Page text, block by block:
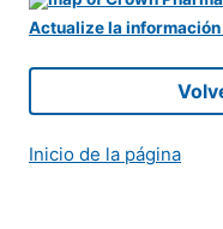
Actualize la
Inicio de la página